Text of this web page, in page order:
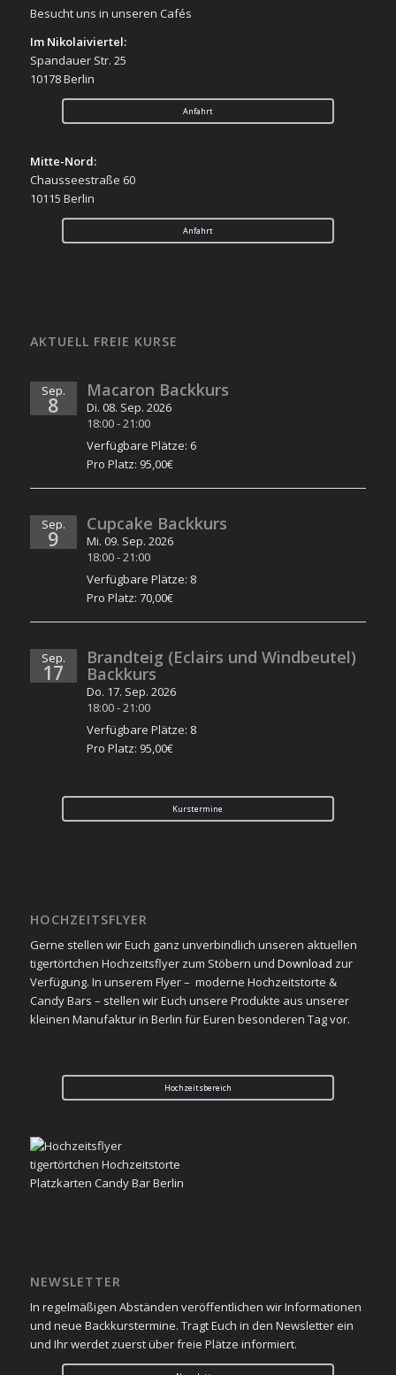
Besucht uns in unseren Cafés
Im Nikolaiviertel:
Spandauer Str. 25
10178 Berlin
Anfahrt
Mitte-Nord:
Chausseestraße 60
10115 Berlin
Anfahrt
AKTUELL FREIE KURSE
Sep.
8
Macaron Backkurs
Di. 08. Sep. 2026
18:00-21:00
Verfügbare Plätze: 6
Pro Platz: 95,00€
Sep.
9
Cupcake Backkurs
Mi. 09. Sep. 2026
18:00-21:00
Verfügbare Plätze: 8
Pro Platz: 70,00€
Sep.
17
Brandteig (Eclairs und Windbeutel)
Backkurs
Do. 17. Sep. 2026
18:00-21:00
Verfügbare Plätze: 8
Pro Platz: 95,00€
Kurstermine
HOCHZEITSFLYER
Gerne stellen wir Euch ganz unverbindlich unseren aktuellen
tigertörtchen Hochzeitsflyer zum Stöbern und Download zur
Verfügung. In unserem Flyer – moderne Hochzeitstorte &
Candy Bars – stellen wir Euch unsere Produkte aus unserer
kleinen Manufaktur in Berlin für Euren besonderen Tag vor.
Hochzeitsbereich
NEWSLETTER
In regelmäßigen Abständen veröffentlichen wir Informationen
und neue Backkurstermine. Tragt Euch in den Newsletter ein
und Ihr werdet zuerst über freie Plätze informiert.